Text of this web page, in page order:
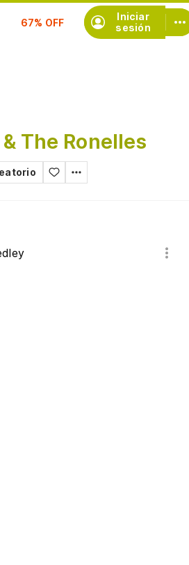
Iniciar
sesión
Suscríbete
The Ronelles